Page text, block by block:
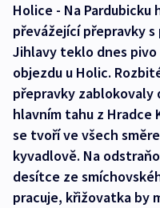
Holice - Na Pardubicku
převážející přepravky
Jihlavy teklo dnes
objezdu u Holic.
přepravky
hlavním tahu z Hradce
se tvoří ve všech
kyvadlově. Na
desítce ze
pracuje, křižovatka by